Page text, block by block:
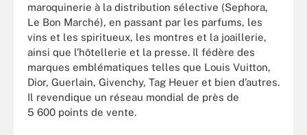
maroquinerie à la distribution sélective (Sephora,
Le Bon Marché), en passant par les parfums, les
vins et les spiritueux, les montres et la joaillerie,
ainsi que l’hôtellerie et la presse. Il fédère des
marques emblématiques telles que Louis Vuitton,
Dior, Guerlain, Givenchy, Tag Heuer et bien d’autres.
Il revendique un réseau mondial de près de
5 600 points de vente.